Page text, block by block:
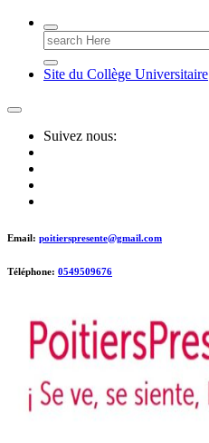
Search
for:
Site du Collège Universitaire
Suivez nous:
Email: poitierspresente@gmail.com
Téléphone: 0549509676